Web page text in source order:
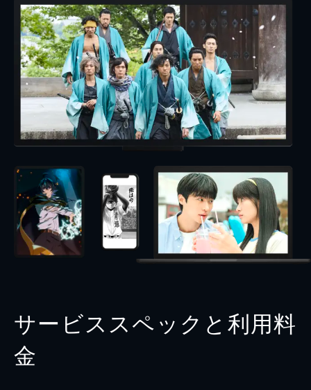
サービススペックと利用料
金